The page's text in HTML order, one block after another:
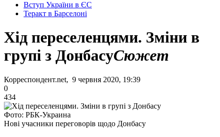
Вступ України в ЄС
Теракт в Барселоні
Хід переселенцями. Зміни в
групі з ДонбасуСюжет
Корреспондент.net, 9 червня 2020, 19:39
0
434
Фото: РБК-Украина
Нові учасники переговорів щодо Донбасу